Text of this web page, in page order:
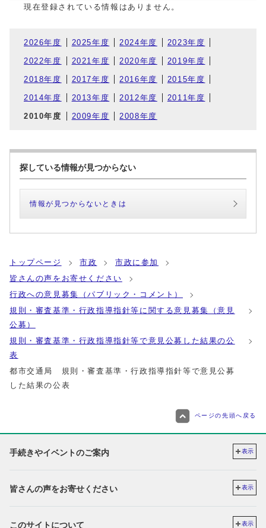
現在登録されている情報はありません。
2026年度 2025年度 2024年度 2023年度
2022年度 2021年度 2020年度 2019年度
2018年度 2017年度 2016年度 2015年度
2014年度 2013年度 2012年度 2011年度
2010年度 2009年度 2008年度
探している情報が見つからない
情報が見つからないときは
トップページ 市政
市政に参加
皆さんの声をお寄せください
行政への意見募集（パブリック・コメント）
規則・審査基準・行政指導指針等に関する意見募集（意見
公募）
規則・審査基準・行政指導指針等で意見公募した結果の公
表
都市交通局 規則・審査基準・行政指導指針等で意見公募
した結果の公表
ページの先頭へ戻る
手続きやイベントのご案内 表示
皆さんの声をお寄せください 表示
このサイトについて 表示